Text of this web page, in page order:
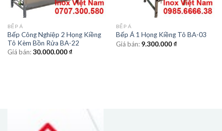
BẾP Á
Bếp Công Nghiệp 2 Họng Kiềng
Tô Kèm Bồn Rửa BA-22
Giá bán:30.000.000₫
BẾP Á
Bếp Á 1 Họng Kiềng Tô BA-03
Giá bán: 9.300.000₫